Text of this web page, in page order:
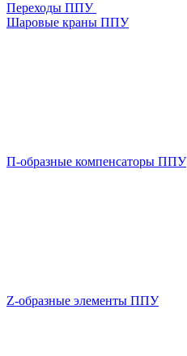
Переходы ППУ
Шаровые краны ППУ
П-образные компенсаторы ППУ
Z-образные элементы ППУ